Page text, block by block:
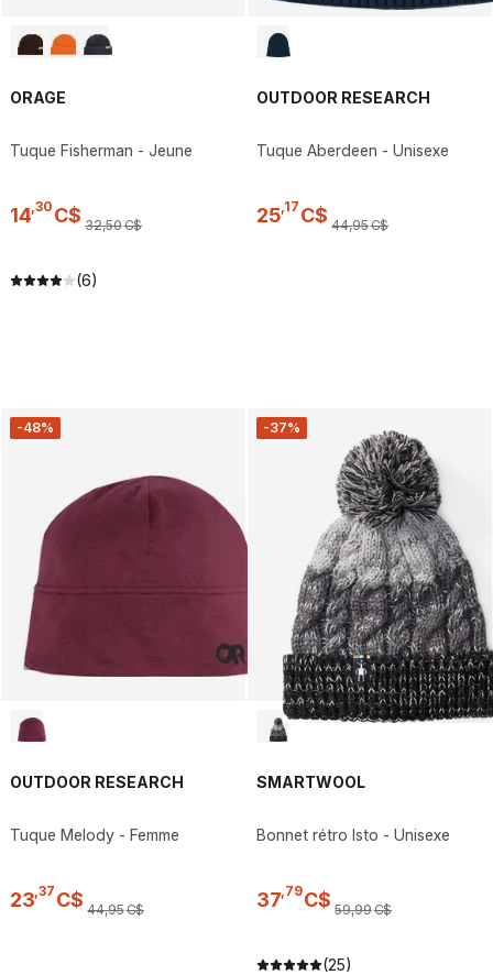
ORAGE
Tuque Fisherman - Jeune
14 30 C$ 32,50C$
(6)
OUTDOOR RESEARCH
Tuque Aberdeen - Unisexe
25 17 C$ 44,95C$
-48%
OUTDOOR RESEARCH
Tuque Melody - Femme
23 37 C$ 44,95C$
-37%
SMARTWOOL
Bonnet rétro Isto - Unisexe
37 79C$ 59,99C$
(25)